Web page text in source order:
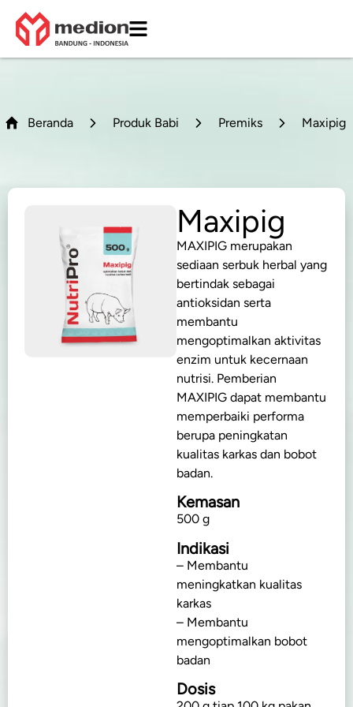
Beranda Produk Babi Premiks Maxipig
Maxipig
MAXIPIG merupakan
sediaan serbuk herbal yang
bertindak sebagai
antioksidan serta
membantu
mengoptimalkan aktivitas
enzim untuk kecernaan
nutrisi. Pemberian
MAXIPIG dapat membantu
memperbaiki performa
berupa peningkatan
kualitas karkas dan bobot
badan.
Kemasan
500 g
Indikasi
– Membantu
meningkatkan kualitas
karkas
– Membantu
mengoptimalkan bobot
badan
Dosis